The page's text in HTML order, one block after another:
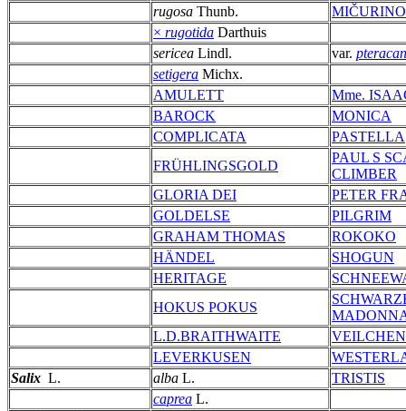
rugosa Thunb.
× rugotida Darthuis
sericea Lindl. var.
setigera Michx.
AMULETT
Mme.
BAROCK
MONICA
COMPLICATA
PASTELLA
FRÜHLINGSGOLD
PAUL S
CLIMBER
GLORIA DEI
PETER
GOLDELSE
PILGRIM
GRAHAM THOMAS
ROKOKO
HÄNDEL
SHOGUN
HERITAGE
HOKUS POKUS
L.D.BRAITHWAITE
LEVERKUSEN
Salix L. alba L.
TRISTIS
caprea L.